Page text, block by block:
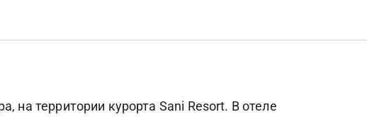
на территории курорта Sani Resort. В отеле